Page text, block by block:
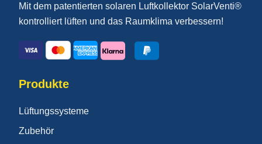
Mit dem patentierten solaren Luftkollektor SolarVenti®
kontrolliert lüften und das Raumklima verbessern!
Produkte
Lüftungssysteme
Zubehör